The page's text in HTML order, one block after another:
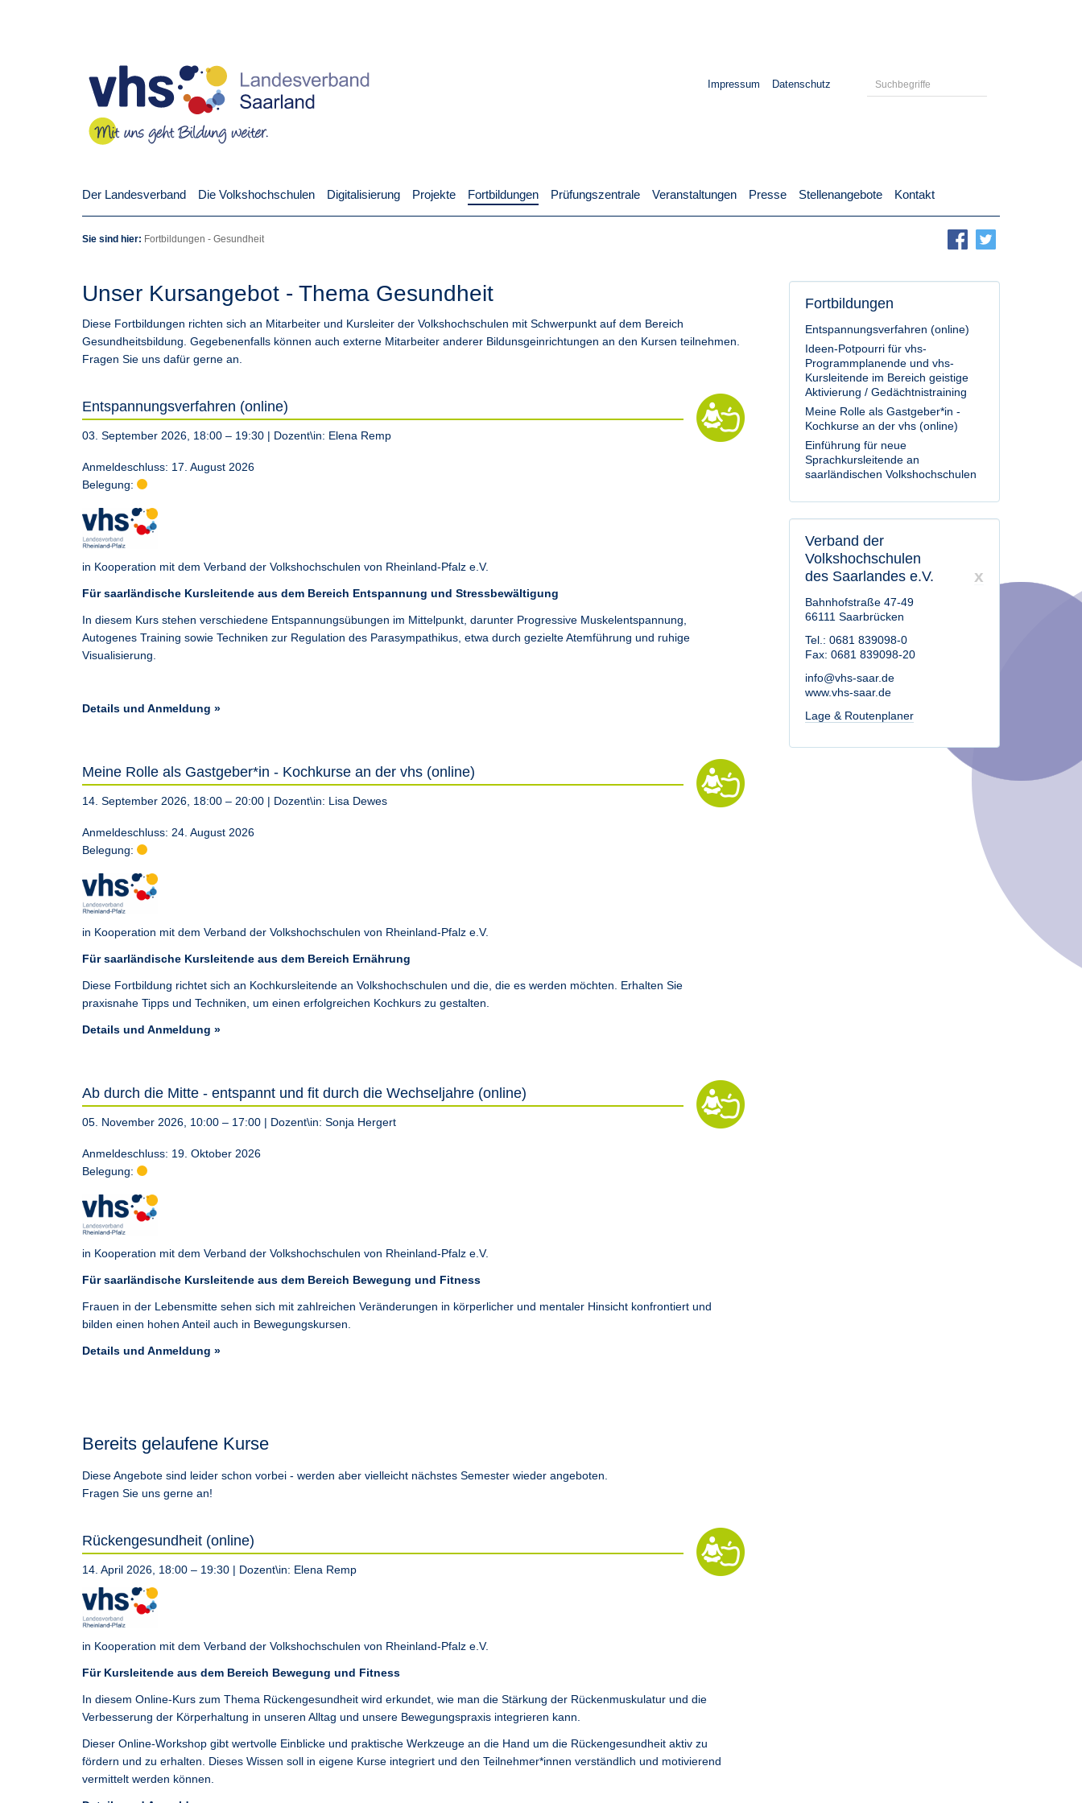
Impressum Datenschutz
Der Landesverband Die Volkshochschulen Digitalisierung Projekte Fortbildungen Prüfungszentrale Veranstaltungen Presse Stellenangebote Kontakt
Sie sind hier: Fortbildungen - Gesundheit
Unser Kursangebot - Thema Gesundheit
Diese Fortbildungen richten sich an Mitarbeiter und Kursleiter der Volkshochschulen mit Schwerpunkt auf dem Bereich
Gesundheitsbildung. Gegebenenfalls können auch externe Mitarbeiter anderer Bildunsgeinrichtungen an den Kursen teilnehmen.
Fragen Sie uns dafür gerne an.
Entspannungsverfahren (online)
03. September 2026, 18:00 – 19:30 | Dozent\in: Elena Remp
Anmeldeschluss: 17. August 2026
Belegung:
in Kooperation mit dem Verband der Volkshochschulen von Rheinland-Pfalz e.V.
Für saarländische Kursleitende aus dem Bereich Entspannung und Stressbewältigung
In diesem Kurs stehen verschiedene Entspannungsübungen im Mittelpunkt, darunter Progressive Muskelentspannung,
Autogenes Training sowie Techniken zur Regulation des Parasympathikus, etwa durch gezielte Atemführung und ruhige
Visualisierung.
Details und Anmeldung »
Meine Rolle als Gastgeber*in - Kochkurse an der vhs (online)
14. September 2026, 18:00 – 20:00 | Dozent\in: Lisa Dewes
Anmeldeschluss: 24. August 2026
Belegung:
in Kooperation mit dem Verband der Volkshochschulen von Rheinland-Pfalz e.V.
Für saarländische Kursleitende aus dem Bereich Ernährung
Diese Fortbildung richtet sich an Kochkursleitende an Volkshochschulen und die, die es werden möchten. Erhalten Sie
praxisnahe Tipps und Techniken, um einen erfolgreichen Kochkurs zu gestalten.
Details und Anmeldung »
Ab durch die Mitte - entspannt und fit durch die Wechseljahre (online)
05. November 2026, 10:00 – 17:00 | Dozent\in: Sonja Hergert
Anmeldeschluss: 19. Oktober 2026
Belegung:
in Kooperation mit dem Verband der Volkshochschulen von Rheinland-Pfalz e.V.
Für saarländische Kursleitende aus dem Bereich Bewegung und Fitness
Frauen in der Lebensmitte sehen sich mit zahlreichen Veränderungen in körperlicher und mentaler Hinsicht konfrontiert und
bilden einen hohen Anteil auch in Bewegungskursen.
Details und Anmeldung »
Bereits gelaufene Kurse
Diese Angebote sind leider schon vorbei - werden aber vielleicht nächstes Semester wieder angeboten.
Fragen Sie uns gerne an!
Rückengesundheit (online)
14. April 2026, 18:00 – 19:30 | Dozent\in: Elena Remp
in Kooperation mit dem Verband der Volkshochschulen von Rheinland-Pfalz e.V.
Für Kursleitende aus dem Bereich Bewegung und Fitness
In diesem Online-Kurs zum Thema Rückengesundheit wird erkundet, wie man die Stärkung der Rückenmuskulatur und die
Verbesserung der Körperhaltung in unseren Alltag und unsere Bewegungspraxis integrieren kann.
Dieser Online-Workshop gibt wertvolle Einblicke und praktische Werkzeuge an die Hand um die Rückengesundheit aktiv zu
fördern und zu erhalten. Dieses Wissen soll in eigene Kurse integriert und den Teilnehmer*innen verständlich und motivierend
vermittelt werden können.
Fortbildungen
Entspannungsverfahren (online)
Ideen-Potpourri für vhs-
Programmplanende und vhs-
Kursleitende im Bereich geistige
Aktivierung / Gedächtnistraining
Meine Rolle als Gastgeber*in -
Kochkurse an der vhs (online)
Einführung für neue
Sprachkursleitende an
saarländischen Volkshochschulen
Verband der
Volkshochschulen
des Saarlandes e.V.
x
Bahnhofstraße 47-49
66111 Saarbrücken
Tel.: 0681 839098-0
Fax: 0681 839098-20
info@vhs-saar.de
www.vhs-saar.de
Lage & Routenplaner